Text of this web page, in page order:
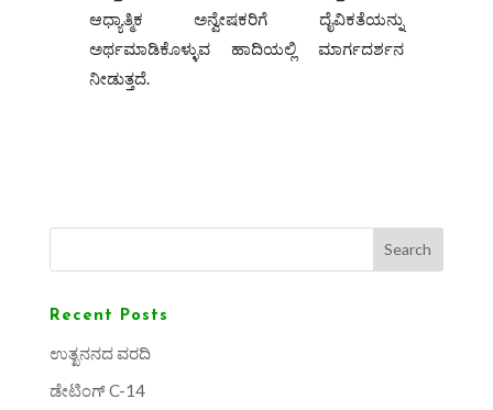
ಆಧ್ಯಾತ್ಮಿಕ ಅನ್ವೇಷಕರಿಗೆ ದೈವಿಕತೆಯನ್ನು
ಅರ್ಥಮಾಡಿಕೊಳ್ಳುವ ಹಾದಿಯಲ್ಲಿ ಮಾರ್ಗದರ್ಶನ
ನೀಡುತ್ತದೆ.
Search
Recent Posts
ಉತ್ಖನನದ ವರದಿ
ಡೇಟಿಂಗ್ C-14